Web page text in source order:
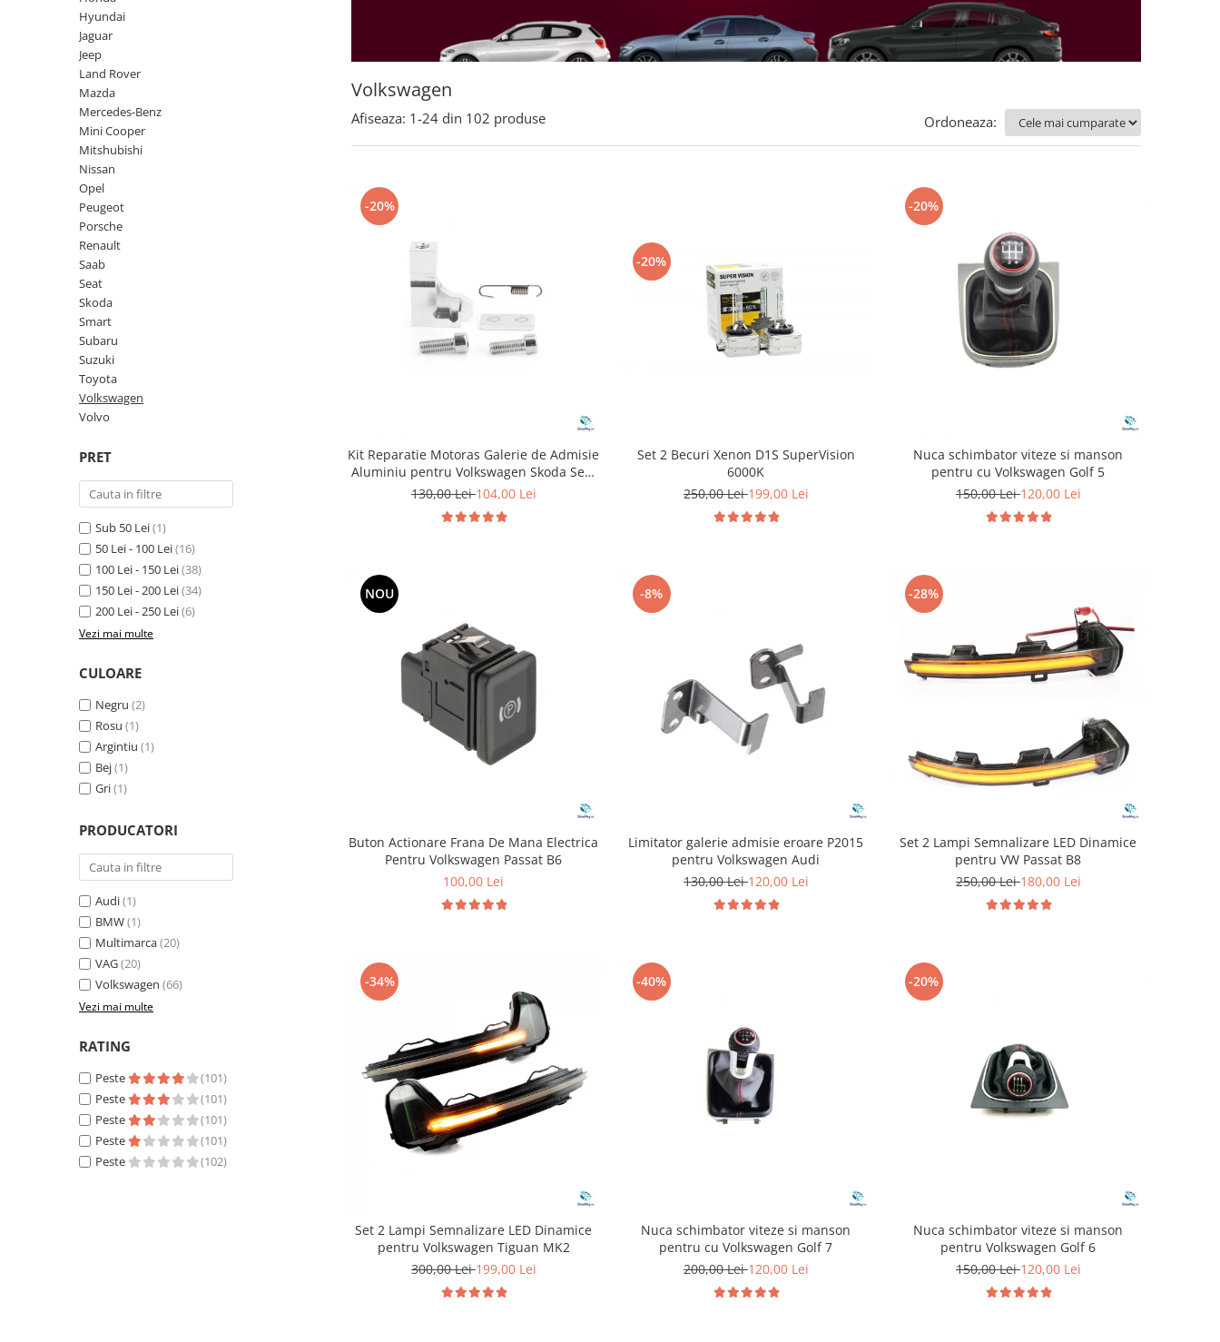
Mercedes-Benz
Mini Cooper
Mitshubishi
Volkswagen
Manson schimbator viteze
Alte accesorii
Ornamente
Piese exterior
Senzori parcare dedicati
Grile aerisire
Camere mers inapoi
Capace oglinzi
Tuning auto
Kituri reparatie
Dopuri anulare clapete admisie
Garnituri galerie admisie BMW
Kit reparatie faruri
Adaptoare auxiliare
Produse cu discount de pana la
Eleron Portbagaj
Volkswagen
Hyundai
Jaguar
Jeep
Land Rover
Mazda
Mercedes-Benz
Mini Cooper
Mitshubishi
Nissan
Opel
Peugeot
Porsche
Renault
Saab
Seat
Skoda
Smart
Subaru
Suzuki
Toyota
Volkswagen
Volvo
PRET
Sub 50 Lei(1)
50 Lei - 100 Lei(16)
100 Lei - 150 Lei(38)
150 Lei - 200 Lei(34)
200 Lei - 250 Lei(6)
Vezi mai multe
CULOARE
Negru (2)
Rosu (1)
Argintiu (1)
Bej(1)
Gri(1)
PRODUCATORI
Audi(1)
BMW(1)
Multimarca(20)
VAG(20)
Volkswagen (66)
Vezi mai multe
RATING
Peste
(101)
Peste
(101)
Peste
(101)
Peste
(101)
Peste
(102)
Afiseaza: 1-24 din 102 produse Ordoneaza:
-20%
Kit Reparatie Motoras Galerie de Admisie
Aluminiu pentru Volkswagen Skoda Seat
Audi P2015
130,00 Lei104,00 Lei
-20%
Set 2 Becuri Xenon D1S SuperVision
6000K
250,00 Lei199,00 Lei
-20%
Nuca schimbator viteze si manson
pentru cu Volkswagen Golf 5
150,00 Lei120,00 Lei
NOU
Buton Actionare Frana De Mana Electrica
Pentru Volkswagen Passat B6
100,00 Lei
-8%
Limitator galerie admisie eroare P2015
pentru Volkswagen Audi
130,00 Lei120,00 Lei
-28%
Set 2 Lampi Semnalizare LED Dinamice
pentru VW Passat B8
250,00 Lei180,00 Lei
-34%
Set 2 Lampi Semnalizare LED Dinamice
pentru Volkswagen Tiguan MK2
300,00 Lei199,00 Lei
-40%
Nuca schimbator viteze si manson
pentru cu Volkswagen Golf 7
200,00 Lei120,00 Lei
-20%
Nuca schimbator viteze si manson
pentru Volkswagen Golf 6
150,00 Lei120,00 Lei